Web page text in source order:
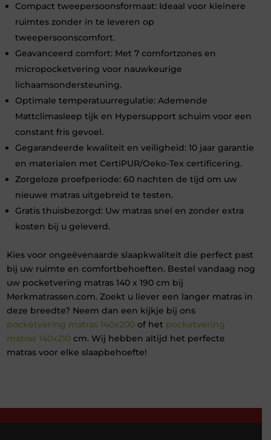
Compact tweepersoonsformaat: Ideaal voor kleinere
ruimtes zonder in te leveren op
tweepersoonscomfort.
Geavanceerd comfort: Met 7 comfortzones en
micropocketvering voor nauwkeurige
lichaamsondersteuning.
Optimale temperatuurregulatie: Ademende
Mattclimasleep tijk en Hypersupport schuim voor een
constant fris gevoel.
Gegarandeerde kwaliteit en veiligheid: 10 jaar garantie
en materialen met CertiPUR/Oeko-Tex certificering.
Zorgeloze proefperiode: 60 nachten de tijd om uw
nieuwe matras uitgebreid te testen.
Gratis thuisbezorgd: Uw matras snel en zonder extra
kosten bij u geleverd.
Kies voor ongeëvenaarde slaapkwaliteit die perfect past
bij uw ruimte en comfortbehoeften. Bestel vandaag nog
uw pocketvering matras 140 x 190 cm bij
Merkmatrassen.com. Zoekt u liever een langer matras in
deze breedte? Neem dan een kijkje bij ons
pocketvering matras 140x200of het pocketvering
matras 140x210cm. Wij hebben altijd het perfecte
matras voor elke slaapbehoefte!